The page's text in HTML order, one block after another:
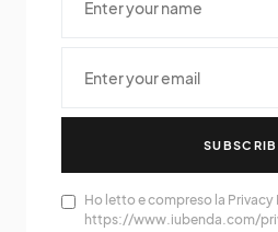
Ho letto e compreso la Privacy
https://www.iubenda.com/